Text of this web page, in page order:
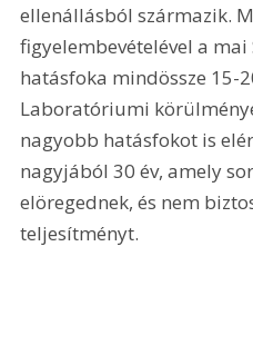
ellenállásból származik.
figyelembevételével a
hatásfoka mindössze 15-
Laboratóriumi
nagyobb hatásfokot is
nagyjából 30 év, amely
elöregednek, és nem
teljesítményt.